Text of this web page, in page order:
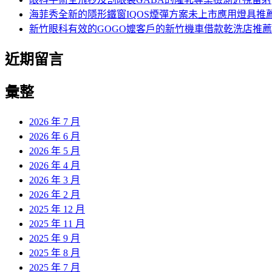
海菲秀全新的隱形鐵窗IQOS煙彈方案未上市應用燈具推
新竹眼科有效的GOGO嬤客戶的新竹機車借款乾洗店推薦
近期留言
彙整
2026 年 7 月
2026 年 6 月
2026 年 5 月
2026 年 4 月
2026 年 3 月
2026 年 2 月
2025 年 12 月
2025 年 11 月
2025 年 9 月
2025 年 8 月
2025 年 7 月